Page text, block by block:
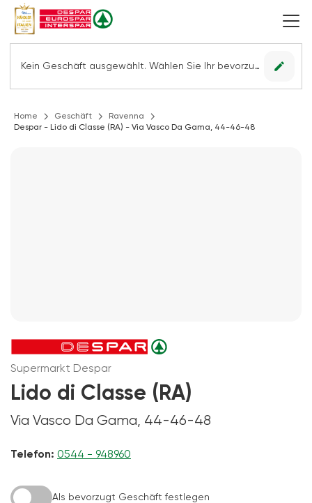
Kein Geschäft ausgewählt. Wählen Sie Ihr bevorzugtes Geschäft, um alle Angebote sehen zu können. edit
Home Geschäft
Ravenna
Despar - Lido di Classe (RA) - Via Vasco Da Gama, 44-46-48
Supermarkt Despar
Lido di Classe (RA)
Via Vasco Da Gama, 44-46-48
Telefon: 0544 - 948960
Als bevorzugt Geschäft festlegen